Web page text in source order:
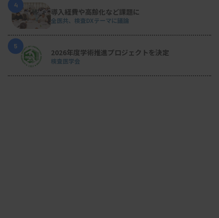
4
導入経費や高齢化など課題に
全医共、検査DXテーマに議論
5
2026年度学術推進プロジェクトを決定
検査医学会